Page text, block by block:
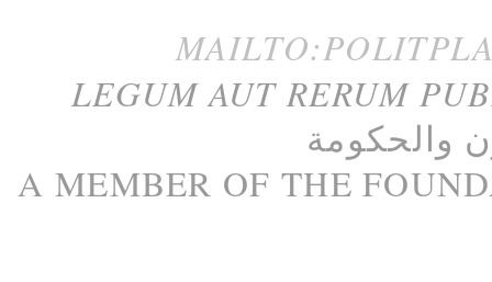
LEGUM AUT RERUM
والحكومة
A MEMBER OF THE